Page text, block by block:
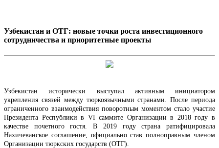
Узбекистан и ОТГ: новые точки роста инвестиционного
сотрудничества и приоритетные проекты
Узбекистан исторически выступал активным инициатором
укрепления связей между тюркоязычными странами. После периода
ограниченного взаимодействия поворотным моментом стало участие
Президента Республики в VI саммите Организации в 2018 году в
качестве почетного гостя. В 2019 году страна ратифицировала
Нахичеванское соглашение, официально став полноправным членом
Организации тюркских государств (ОТГ).